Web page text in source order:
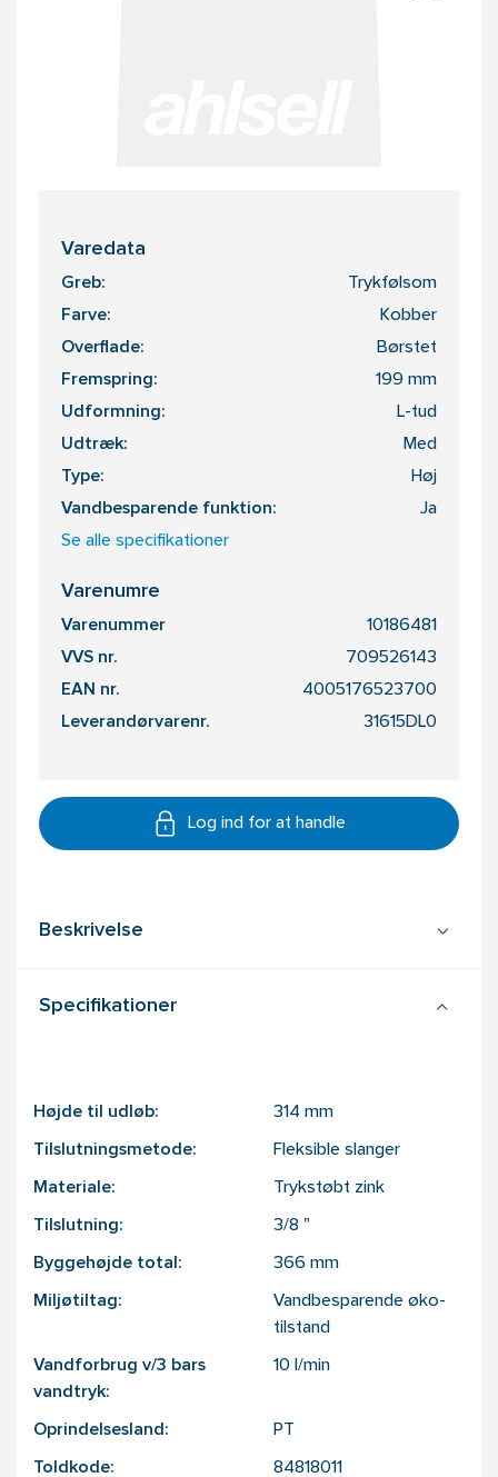
Varedata
Greb: Trykfølsom
Farve: Kobber
Overflade: Børstet
Fremspring: 199 mm
Udformning: L-tud
Udtræk: Med
Type: Høj
Vandbesparende funktion: Ja
Se alle specifikationer
Varenumre
Varenummer 10186481
VVS nr. 709526143
EAN nr. 4005176523700
Leverandørvarenr. 31615DL0
Log ind for at handle
Beskrivelse
Specifikationer
Højde til udløb: 314 mm
Tilslutningsmetode: Fleksible slanger
Materiale: Trykstøbt zink
Tilslutning: 3/8 "
Byggehøjde total: 366 mm
Miljøtiltag:
Vandbesparende øko-
tilstand
Vandforbrug v/3 bars
vandtryk:
10 l/min
Oprindelsesland: PT
Toldkode: 84818011